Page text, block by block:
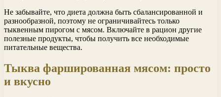
Не забывайте, что диета должна быть сбалансированной и
разнообразной, поэтому не ограничивайтесь только
тыквенным пирогом с мясом. Включайте в рацион другие
полезные продукты, чтобы получить все необходимые
питательные вещества.
Тыква фаршированная мясом: просто
и вкусно